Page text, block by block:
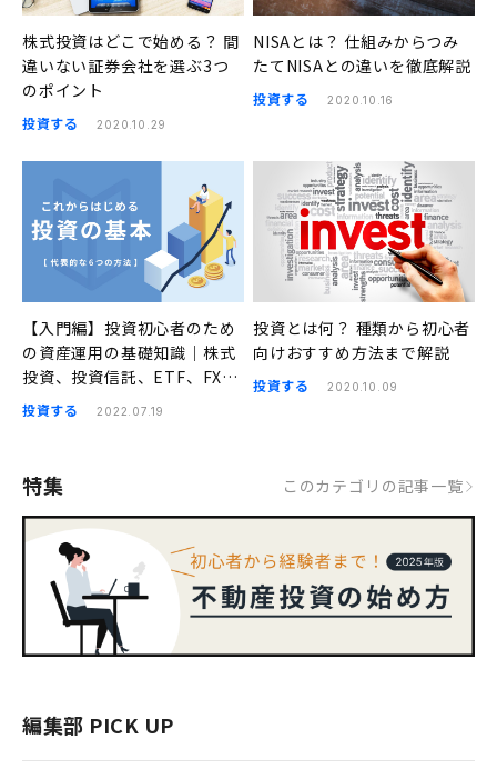
株式投資はどこで始める？ 間
違いない証券会社を選ぶ3つ
のポイント
投資する 2020.10.29
NISAとは？ 仕組みからつみ
たてNISAとの違いを徹底解説
投資する 2020.10.16
【入門編】投資初心者のため
の資産運用の基礎知識｜株式
投資、投資信託、ETF、FX、
不動産投資、iDeCo
投資する 2022.07.19
投資とは何？ 種類から初心者
向けおすすめ方法まで解説
投資する 2020.10.09
特集 このカテゴリの記事一覧
編集部 PICK UP